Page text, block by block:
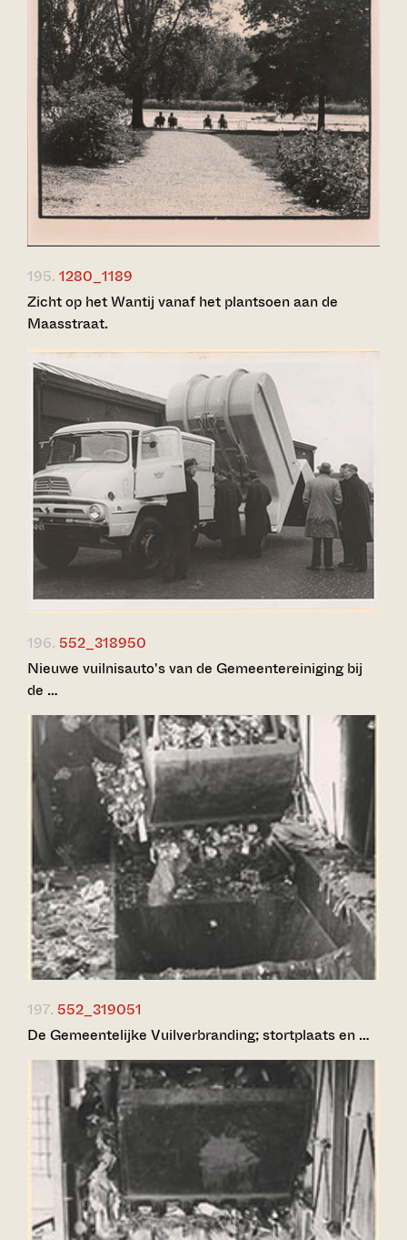
195. 1280_1189
Zicht op het Wantij vanaf het plantsoen aan de
Maasstraat.
196. 552_318950
Nieuwe vuilnisauto's van de Gemeentereiniging bij
de …
197. 552_319051
De Gemeentelijke Vuilverbranding; stortplaats en …